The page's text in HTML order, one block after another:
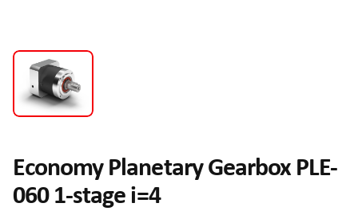
Economy Planetary Gearbox PLE-
060 1-stage i=4